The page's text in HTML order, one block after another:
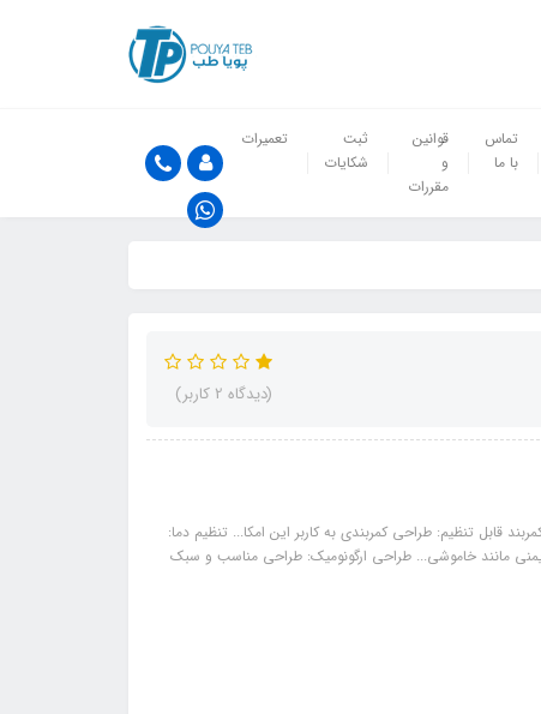
تماس
با ما
قوانین
و
مقررات
ثبت
شکایات
تعمیرات
(دیدگاه 2 کاربر)
قابل تنظیم: طراحی کمربندی به کاربر این امکا... تنظیم دما:
مانند خاموشی... طراحی ارگونومیک: طراحی مناسب و سبک